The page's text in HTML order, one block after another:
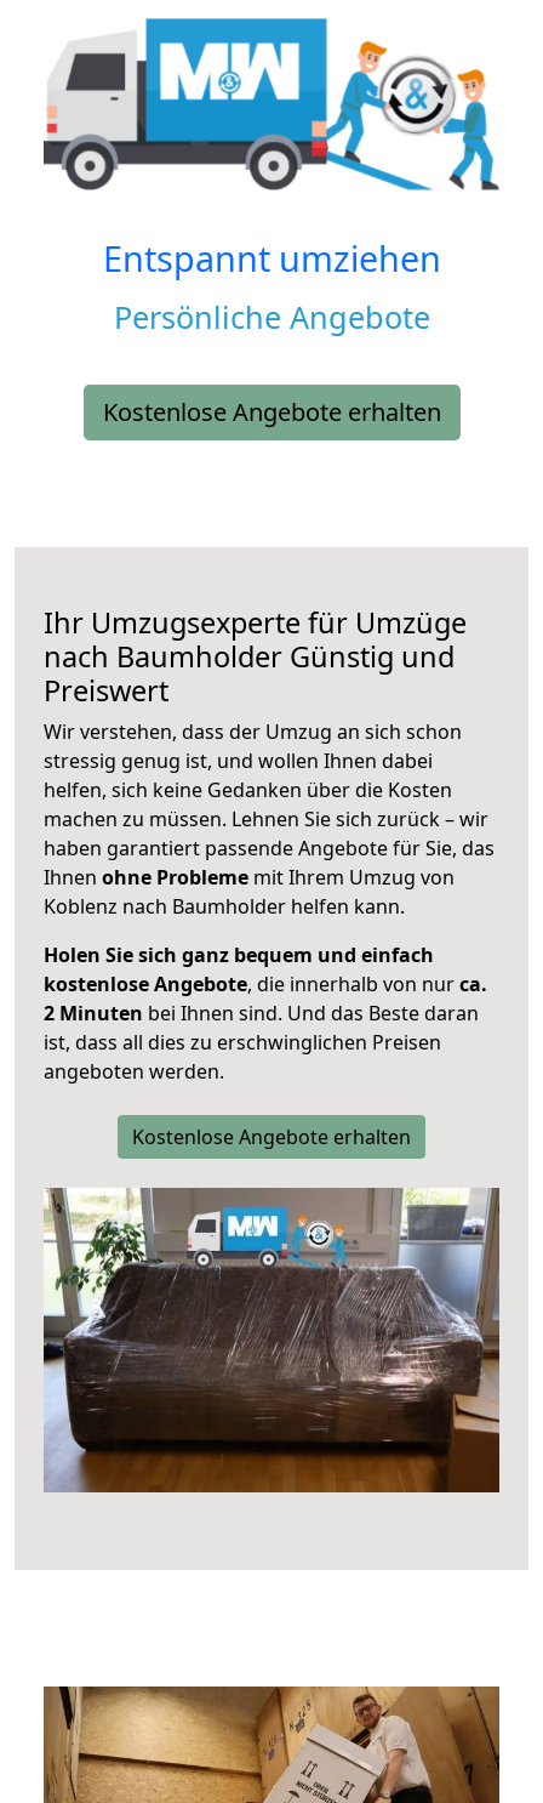
Entspannt umziehen
Persönliche Angebote
Kostenlose Angebote erhalten
Ihr Umzugsexperte für Umzüge
nach Baumholder Günstig und
Preiswert
Wir verstehen, dass der Umzug an sich schon
stressig genug ist, und wollen Ihnen dabei
helfen, sich keine Gedanken über die Kosten
machen zu müssen. Lehnen Sie sich zurück – wir
haben garantiert passende Angebote für Sie, das
Ihnen ohne Probleme mit Ihrem Umzug von
Koblenz nach Baumholder helfen kann.
Holen Sie sich ganz bequem und einfach
kostenlose Angebote, die innerhalb von nurca.
2 Minuten bei Ihnen sind. Und das Beste daran
ist, dass all dies zu erschwinglichen Preisen
angeboten werden.
Kostenlose Angebote erhalten